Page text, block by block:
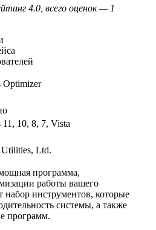
4.0, всего оценок — 1
Optimizer
10, 8, 7, Vista
Utilities, Ltd.
программа,
работы вашего
инструментов, которые
системы, а также
программ.